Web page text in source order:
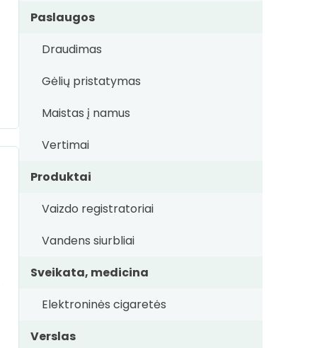
Paslaugos
Draudimas
Gėlių pristatymas
Maistas į namus
Vertimai
Produktai
Vaizdo registratoriai
Vandens siurbliai
Sveikata, medicina
Elektroninės cigaretės
Verslas